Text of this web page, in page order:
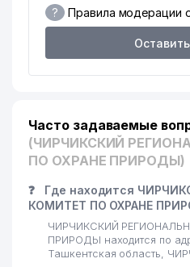
? Правила модерации
Часто задаваемые
(ЧИРЧИКСКИЙ
ПО ОХРАНЕ ПРИРОДЫ)
❓
Где находится
КОМИТЕТ ПО ОХРАНЕ
ЧИРЧИКСКИЙ
ПРИРОДЫ находится по
Ташкентская область,